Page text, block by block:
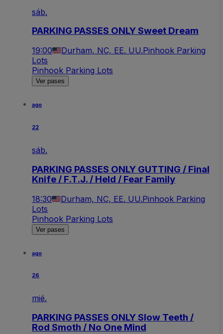
sáb.
PARKING PASSES ONLY Sweet Dream
19:00 Durham, NC, EE. UU.Pinhook Parking
Lots
Pinhook Parking Lots
Ver pases
ago
22
sáb.
PARKING PASSES ONLY GUTTING / Final
Knife / F.T.J. / Held / Fear Family
18:30 Durham, NC, EE. UU.Pinhook Parking
Lots
Pinhook Parking Lots
Ver pases
ago
26
mié.
PARKING PASSES ONLY Slow Teeth /
Rod Smoth / No One Mind